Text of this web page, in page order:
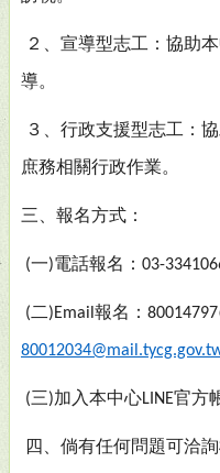
２、宣導型志工：協助
導。
３、行政支援型志工：
庶務相關行政作業。
三、報名方式：
(一)電話報名： 03-
(二)Email 報名：
(三)加入本中心LINE官方
四、倘有任何問題可洽